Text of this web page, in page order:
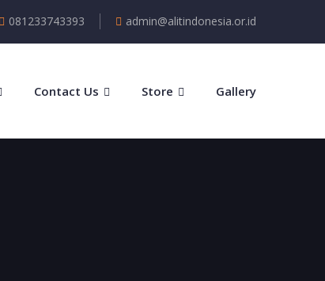
081233743393 admin@alitindonesia.or.id
Contact Us Store Gallery